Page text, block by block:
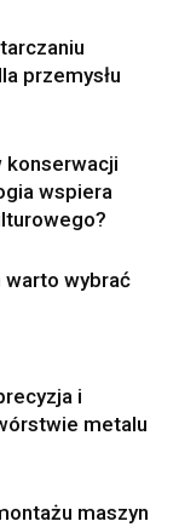
przemysłu
konserwacji
wspiera
warto wybrać
i
metalu
maszyn